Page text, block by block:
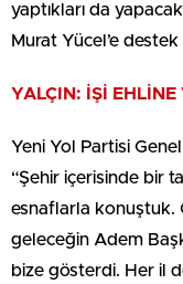
yaptıkları da
Murat Yücel’e
YALÇIN: İŞİ EHLİNE
Yeni Yol Partisi
“Şehir içerisinde bir
esnaflarla konuştuk.
geleceğin Adem
bize gösterdi. Her il